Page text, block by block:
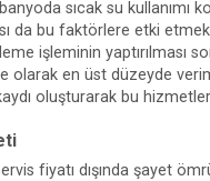
sıcak su kullanımı
da bu faktörlere etki
işleminin yaptırılması
en üst düzeyde
oluşturarak bu
fiyatı dışında şayet